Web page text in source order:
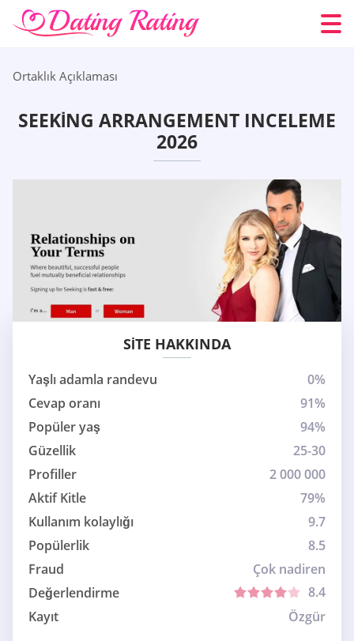
Ortaklık Açıklaması
SEEKING ARRANGEMENT INCELEME
2026
SITE HAKKINDA
Yaşlı adamla randevu
0%
Cevap oranı
91%
Popüler yaş
94%
Güzellik
25-30
Profiller
2 000 000
Aktif Kitle
79%
Kullanım kolaylığı
9.7
Popülerlik
8.5
Fraud
Çok nadiren
Değerlendirme
8.4
Kayıt
Özgür